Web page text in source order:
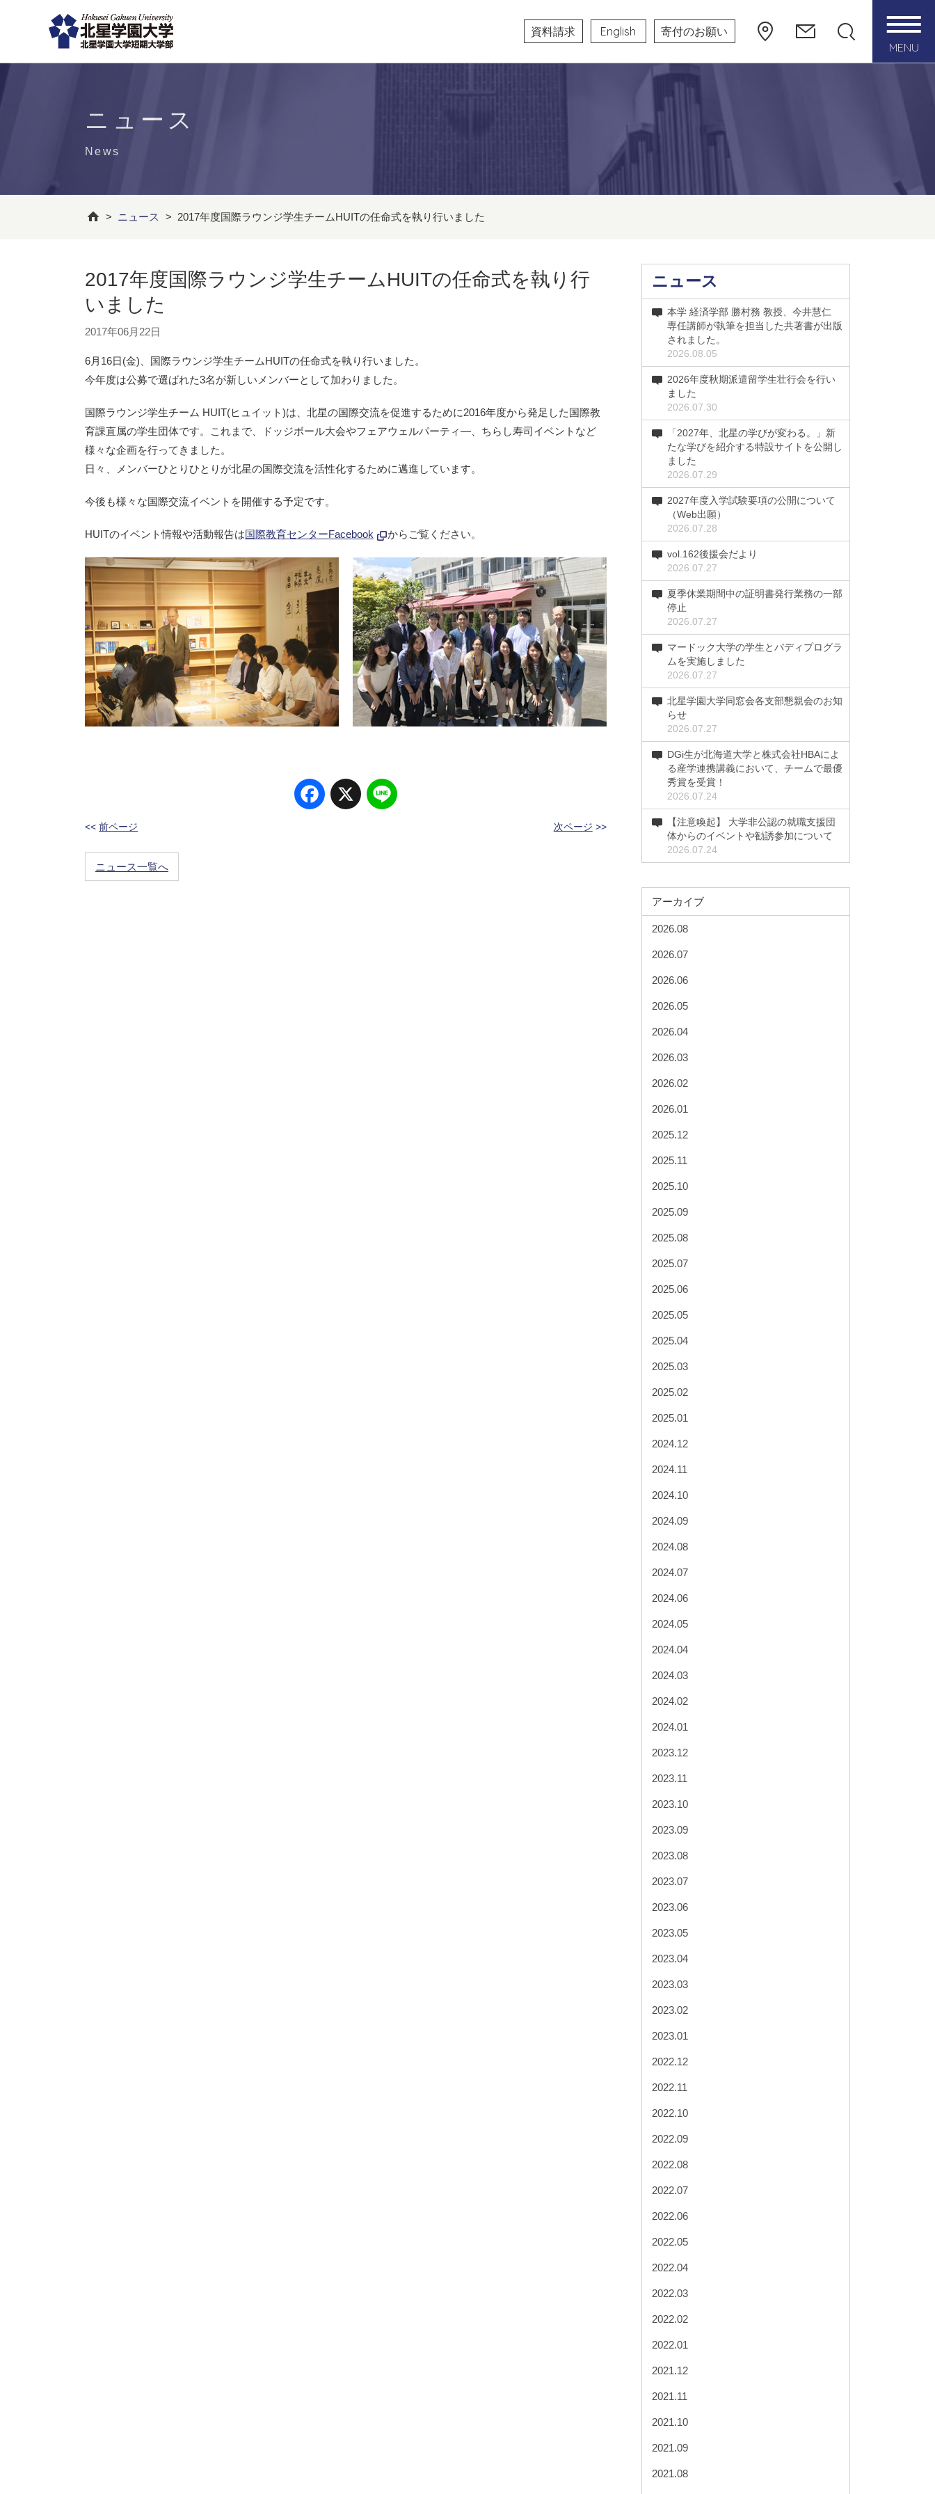
資料請求 English
寄付のお願い
MENU
ニュース
News
> ニュース > 2017年度国際ラウンジ学生チームHUITの任命式を執り行いました
2017年度国際ラウンジ学生チームHUITの任命式を執り行
いました
2017年06月22日
6月16日(金)、国際ラウンジ学生チームHUITの任命式を執り行いました。
今年度は公募で選ばれた3名が新しいメンバーとして加わりました。
国際ラウンジ学生チーム HUIT(ヒュイット)は、北星の国際交流を促進するために2016年度から発足した国際教
育課直属の学生団体です。これまで、ドッジボール大会やフェアウェルパーティ―、ちらし寿司イベントなど
様々な企画を行ってきました。
日々、メンバーひとりひとりが北星の国際交流を活性化するために邁進しています。
今後も様々な国際交流イベントを開催する予定です。
HUITのイベント情報や活動報告は国際教育センターFacebook からご覧ください。
Facebook
X
<< 前ページ >>
次ページ
ニュース一覧へ
ニュース
本学 経済学部 勝村務 教授、今井慧仁
専任講師が執筆を担当した共著書が出版
されました。
2026.08.05
2026年度秋期派遣留学生壮行会を行い
ました
2026.07.30
「2027年、北星の学びが変わる。」新
たな学びを紹介する特設サイトを公開し
ました
2026.07.29
2027年度入学試験要項の公開について
（Web出願）
2026.07.28
vol.162後援会だより
2026.07.27
夏季休業期間中の証明書発行業務の一部
停止
2026.07.27
マードック大学の学生とバディプログラ
ムを実施しました
2026.07.27
北星学園大学同窓会各支部懇親会のお知
らせ
2026.07.27
DGi生が北海道大学と株式会社HBAによ
る産学連携講義において、チームで最優
秀賞を受賞！
2026.07.24
【注意喚起】 大学非公認の就職支援団
体からのイベントや勧誘参加について
2026.07.24
アーカイブ
2026.08
2026.07
2026.06
2026.05
2026.04
2026.03
2026.02
2026.01
2025.12
2025.11
2025.10
2025.09
2025.08
2025.07
2025.06
2025.05
2025.04
2025.03
2025.02
2025.01
2024.12
2024.11
2024.10
2024.09
2024.08
2024.07
2024.06
2024.05
2024.04
2024.03
2024.02
2024.01
2023.12
2023.11
2023.10
2023.09
2023.08
2023.07
2023.06
2023.05
2023.04
2023.03
2023.02
2023.01
2022.12
2022.11
2022.10
2022.09
2022.08
2022.07
2022.06
2022.05
2022.04
2022.03
2022.02
2022.01
2021.12
2021.11
2021.10
2021.09
2021.08